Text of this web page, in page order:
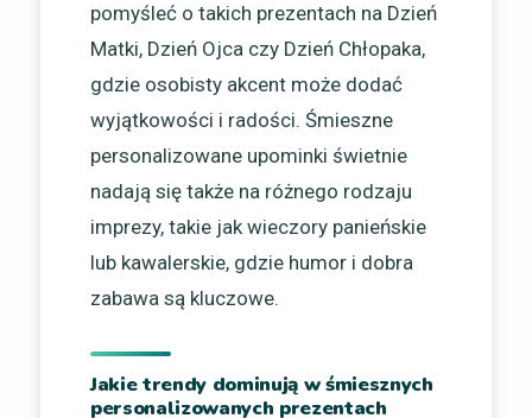
pomyśleć o takich prezentach na Dzień
Matki, Dzień Ojca czy Dzień Chłopaka,
gdzie osobisty akcent może dodać
wyjątkowości i radości. Śmieszne
personalizowane upominki świetnie
nadają się także na różnego rodzaju
imprezy, takie jak wieczory panieńskie
lub kawalerskie, gdzie humor i dobra
zabawa są kluczowe.
Jakie trendy dominują w śmiesznych
personalizowanych prezentach